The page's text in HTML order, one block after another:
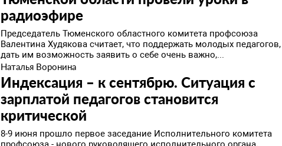
радиоэфире
Председатель Тюменского областного комитета профсоюза
Валентина Худякова считает, что поддержать молодых педагогов,
дать им возможность заявить о себе очень важно,...
Наталья Воронина
Индексация – к сентябрю. Ситуация с
зарплатой педагогов становится
критической
8-9 июня прошло первое заседание Исполнительного комитета